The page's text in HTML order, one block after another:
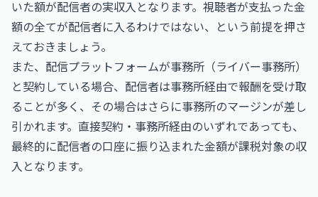
いた額が配信者の実収入となります。視聴者が支払った金
額の全てが配信者に入るわけではない、という前提を押さ
えておきましょう。
また、配信プラットフォームが事務所（ライバー事務所）
と契約している場合、配信者は事務所経由で報酬を受け取
ることが多く、その場合はさらに事務所のマージンが差し
引かれます。直接契約・事務所経由のいずれであっても、
最終的に配信者の口座に振り込まれた金額が課税対象の収
入となります。